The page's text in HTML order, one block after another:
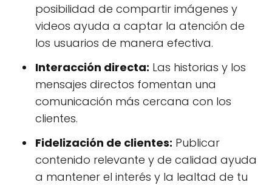
posibilidad de compartir imágenes y
videos ayuda a captar la atención de
los usuarios de manera efectiva.
Interacción directa: Las historias y los
mensajes directos fomentan una
comunicación más cercana con los
clientes.
Fidelización de clientes: Publicar
contenido relevante y de calidad ayuda
a mantener el interés y la lealtad de tu